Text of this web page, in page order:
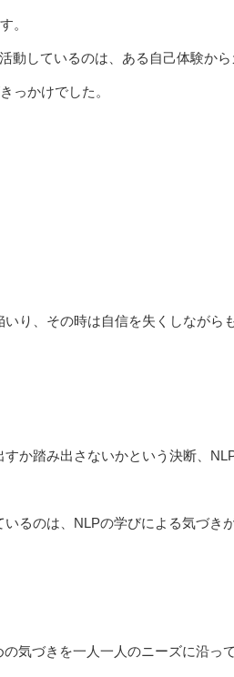
。
動しているのは、ある自己体験か
っかけでした。
り、その時は自信を失くしながら
か踏み出さないかという決断、
るのは、NLPの学びによる気づき
気づきを一人一人のニーズに沿っ